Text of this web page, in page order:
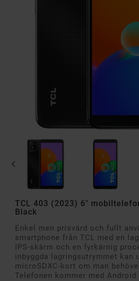

TCL 403 (2023) 6"
Black
Enkel men prisvärd och fullt
smartphone från TCL med en
IPS-skärm och en fyrkärnig
inbyggda lagringsutrymmet kan
microSDXC-kort om man
Telefonen kommer med Android